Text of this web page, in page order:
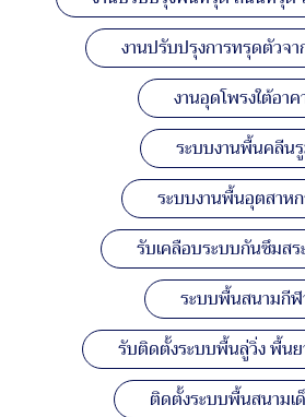
งานปรับปรุงการทรุดตัวจ
งานอุดโพรงใต้อาค
ระบบงานพื้นคลีน
ระบบงานพื้นอุตสาห
รับเคลือบระบบกันซึมสร
ระบบพื้นสนามกีฬ
รับติดตั้งระบบพื้นลู่วิ่ง พื้นย
ติดตั้งระบบพื้นสนามเ